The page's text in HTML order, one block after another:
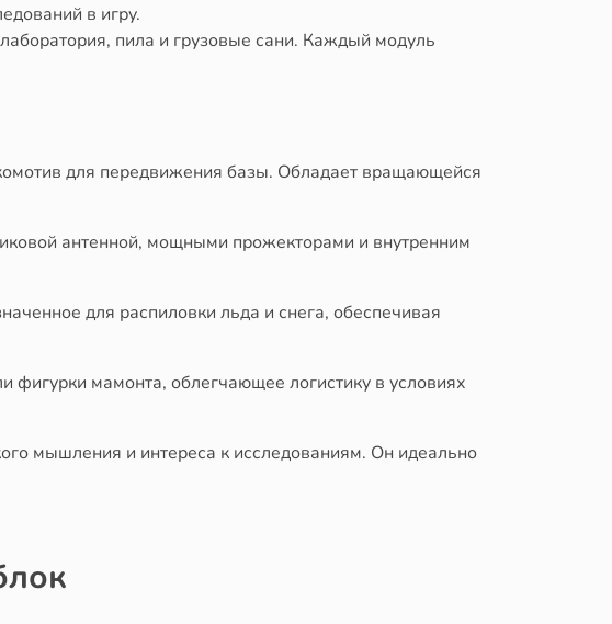
в игру.
пила и грузовые сани. Каждый модуль
для передвижения базы. Обладает вращающейся
антенной, мощными прожекторами и внутренним
для распиловки льда и снега, обеспечивая
фигурки мамонта, облегчающее логистику в условиях
мышления и интереса к исследованиям. Он идеально